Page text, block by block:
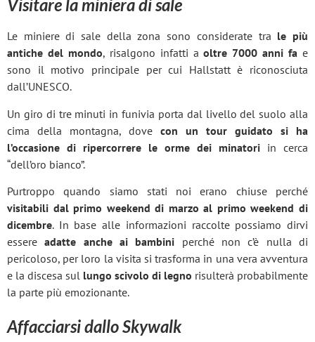
Visitare la miniera di sale
Le miniere di sale della zona sono considerate tra le più
antiche del mondo, risalgono infatti a oltre 7000 anni fa e
sono il motivo principale per cui Hallstatt è riconosciuta
dall’UNESCO.
Un giro di tre minuti in funivia porta dal livello del suolo alla
cima della montagna, dove con un tour guidato si ha
l’occasione di ripercorrere le orme dei minatori in cerca
“dell’oro bianco”.
Purtroppo quando siamo stati noi erano chiuse perché
visitabili dal primo weekend di marzo al primo weekend di
dicembre. In base alle informazioni raccolte possiamo dirvi
essereadatte anche ai bambini perché non c’è nulla di
pericoloso, per loro la visita si trasforma in una vera avventura
e la discesa sul lungo scivolo di legno risulterà probabilmente
la parte più emozionante.
Affacciarsi dallo Skywalk